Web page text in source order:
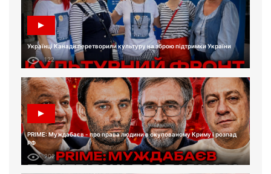
Українці Канади перетворили культуру на зброю підтримки України
122
PRIME: Муждабаєв - про права людини в окупованому Криму і розпад
РФ
202